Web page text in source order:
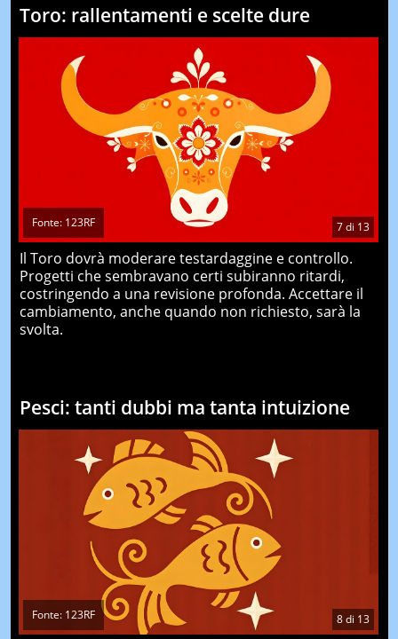
Toro: rallentamenti e scelte dure
7di 13
Fonte: 123RF
Il Toro dovrà moderare testardaggine e controllo.
Progetti che sembravano certi subiranno ritardi,
costringendo a una revisione profonda. Accettare il
cambiamento, anche quando non richiesto, sarà la
svolta.
Pesci: tanti dubbi ma tanta intuizione
8di 13
Fonte: 123RF